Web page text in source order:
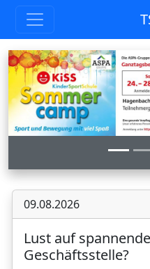
Previous
09.08.2026
Lust auf
Geschäftsstelle?